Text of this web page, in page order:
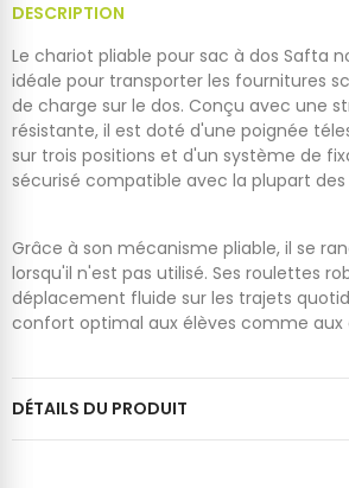
DESCRIPTION
Le chariot pliable pour sac à dos Safta
idéale pour transporter les fournitures
de charge sur le dos. Conçu avec une
résistante, il est doté d'une poignée
sur trois positions et d'un système de
sécurisé compatible avec la plupart des
Grâce à son mécanisme pliable, il se
lorsqu'il n'est pas utilisé. Ses roulettes
déplacement fluide sur les trajets
confort optimal aux élèves comme aux
DÉTAILS DU PRODUIT